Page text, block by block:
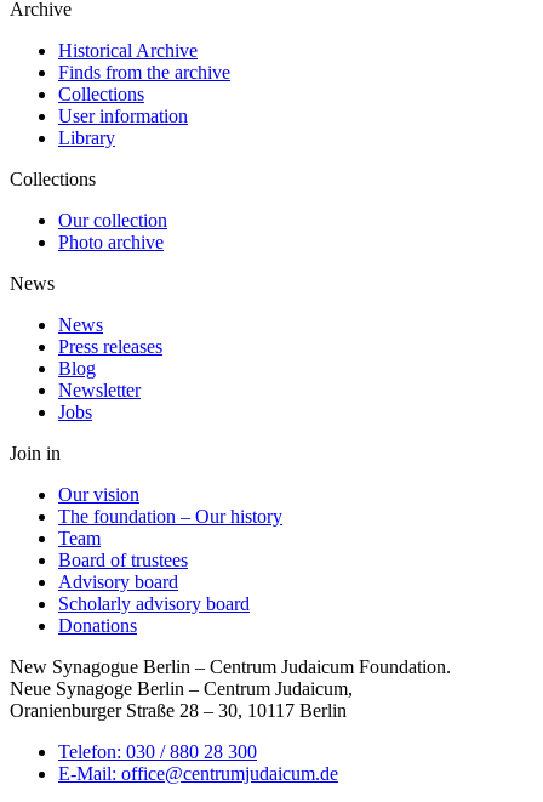
Archive
Historical Archive
Finds from the archive
Collections
User information
Library
Collections
Our collection
Photo archive
News
News
Press releases
Blog
Newsletter
Jobs
Join in
Our vision
The foundation – Our history
Team
Board of trustees
Advisory board
Scholarly advisory board
Donations
New Synagogue Berlin – Centrum Judaicum Foundation.
Neue Synagoge Berlin – Centrum Judaicum,
Oranienburger Straße 28 – 30, 10117 Berlin
Telefon: 030 / 880 28 300
E-Mail: office@centrumjudaicum.de